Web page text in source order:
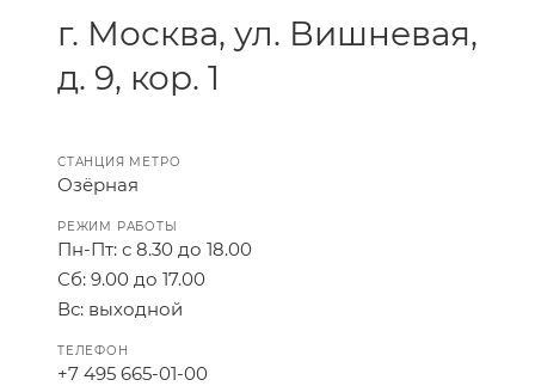
г. Москва, ул. Вишневая,
д. 9, кор. 1
СТАНЦИЯ МЕТРО
Озёрная
РЕЖИМ РАБОТЫ
Пн-Пт: с 8.30 до 18.00
Сб: 9.00 до 17.00
Вс: выходной
ТЕЛЕФОН
+7 495 665-01-00